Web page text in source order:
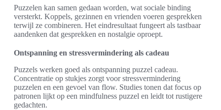
Puzzelen kan samen gedaan worden, wat sociale binding
versterkt. Koppels, gezinnen en vrienden voeren gesprekken
terwijl ze combineren. Het eindresultaat fungeert als tastbaar
aandenken dat gesprekken en nostalgie oproept.
Ontspanning en stressvermindering als cadeau
Puzzels werken goed als ontspanning puzzel cadeau.
Concentratie op stukjes zorgt voor stressvermindering
puzzelen en een gevoel van flow. Studies tonen dat focus op
patronen lijkt op een mindfulness puzzel en leidt tot rustigere
gedachten.